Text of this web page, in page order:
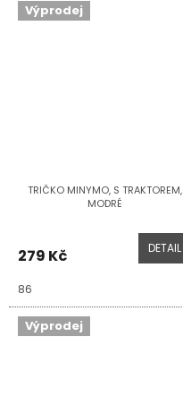
Výprodej
TRIČKO MINYMO, S TRAKTOREM,
MODRÉ
279 Kč DETAIL
86
Výprodej